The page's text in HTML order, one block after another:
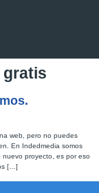
gratis
web, pero no puedes
En Indedmedia somos
proyecto, es por eso
[…]